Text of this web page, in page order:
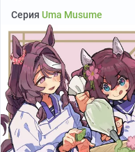
Персонажи спинофф-
Перечислю тех кого
Sakura Laurel, Sakura
Mayano Top Gun,
Amazon & Samson Big.
Автор:ISU
Серия Uma Musume